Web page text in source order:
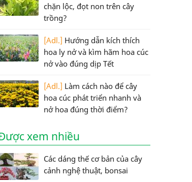
chặn lộc, đọt non trên cây
trồng?
[Adl.] Hướng dẫn kích thích
hoa ly nở và kìm hãm hoa cúc
nở vào đúng dịp Tết
[Adl.] Làm cách nào để cây
hoa cúc phát triển nhanh và
nở hoa đúng thời điểm?
xem nhiều
Các dáng thế cơ bản của cây
cảnh nghệ thuật, bonsai